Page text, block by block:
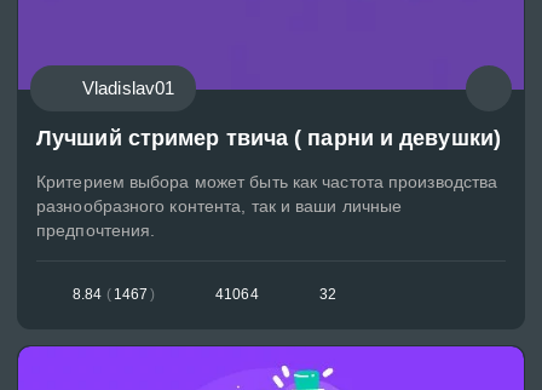
Vladislav01
Лучший стример твича ( парни и девушки)
Критерием выбора может быть как частота производства
разнообразного контента, так и ваши личные
предпочтения.
8.84 ( 1467 ) 41064 32